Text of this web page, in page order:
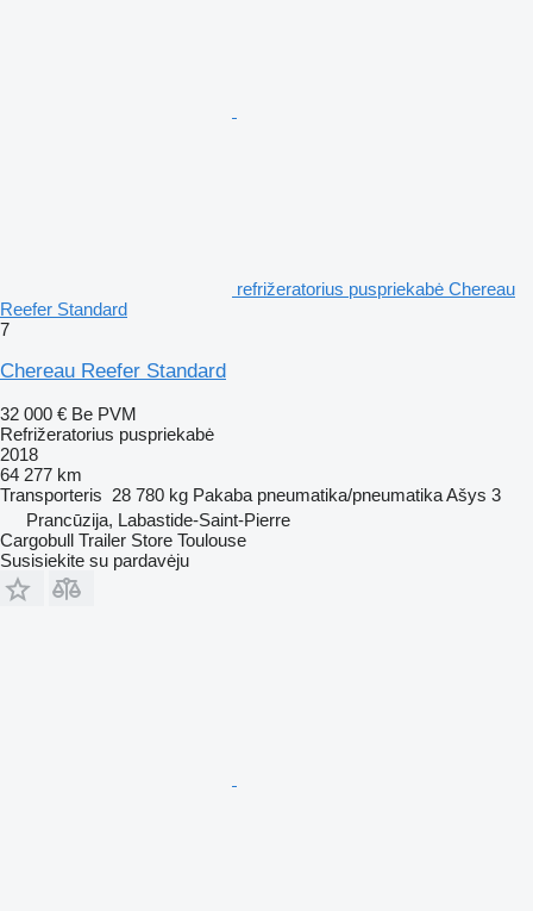
refrižeratorius puspriekabė Chereau
Reefer Standard
7
Chereau Reefer Standard
32 000 € Be PVM
Refrižeratorius puspriekabė
2018
64 277 km
Transporteris 28 780 kg Pakaba pneumatika/pneumatikaAšys 3
Prancūzija, Labastide-Saint-Pierre
Cargobull Trailer Store Toulouse
Susisiekite su pardavėju